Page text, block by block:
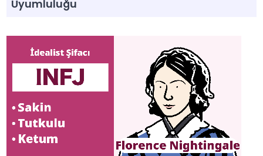
Uyumluluğu